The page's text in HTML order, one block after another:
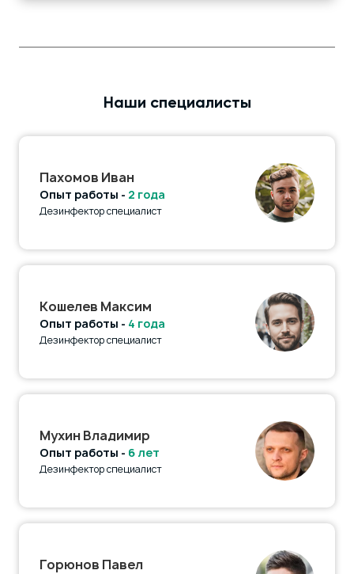
Наши специалисты
Пахомов Иван
Опыт работы - 2 года
Дезинфектор специалист
Кошелев Максим
Опыт работы - 4 года
Дезинфектор специалист
Мухин Владимир
Опыт работы - 6 лет
Дезинфектор специалист
Горюнов Павел